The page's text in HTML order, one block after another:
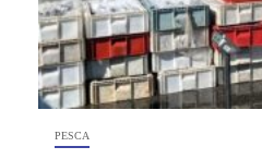
PESCA